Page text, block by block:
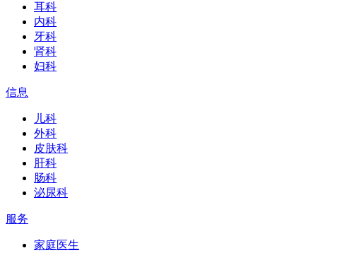
耳科
内科
牙科
肾科
妇科
信息
儿科
外科
皮肤科
肝科
肠科
泌尿科
服务
家庭医生